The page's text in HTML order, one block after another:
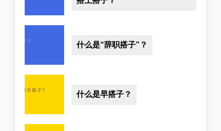
什么是“辞职搭子”？
什么是早搭子？